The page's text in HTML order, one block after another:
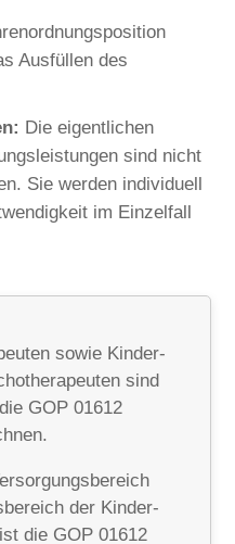
Ausfüllen des
Die eigentlichen
sind nicht
Sie werden individuell
im Einzelfall
sowie Kinder-
sind
GOP 01612
der Kinder-
die GOP 01612